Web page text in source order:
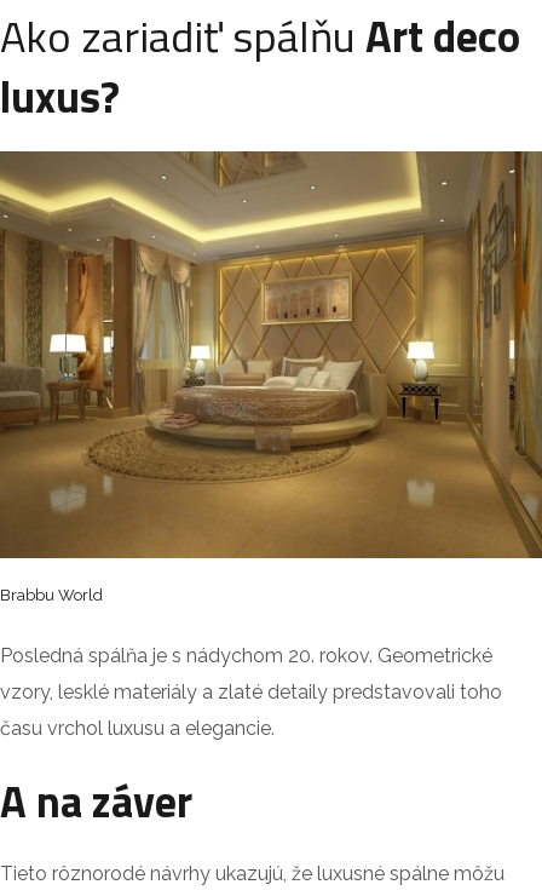
Ako zariadiť spálňu Art deco
luxus?
Brabbu World
Posledná spálňa je s nádychom 20. rokov. Geometrické
vzory, lesklé materiály a zlaté detaily predstavovali toho
času vrchol luxusu a elegancie.
A na záver
Tieto rôznorodé návrhy ukazujú, že luxusné spálne môžu